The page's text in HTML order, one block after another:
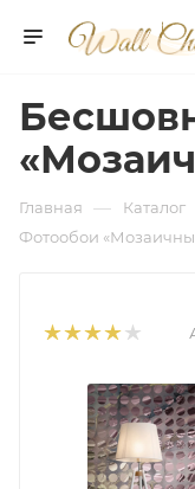
Главная — Каталог
Фотообои